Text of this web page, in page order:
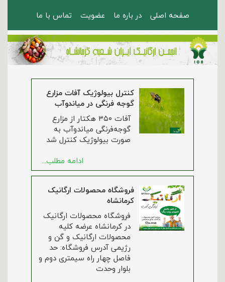
صفحه اصلی در باره ما عضویت تماس با ما
کنترل بیولوژیک آفات مزارع
گوجه فرنگی در میاندوآب
آفات ۳۵۰ هکتار از مزارع
گوجه‌فرنگی میاندوآب به
صورت بیولوژیک کنترل شد
ادامه مطلب...
فروشگاه محصولات ارگانیک
کرمانشاه
فروشگاه محصولات ارگانیک
در کرمانشاه عرضه کلیه
محصولات ارگانیک و گن و
رژیمی آدرس فروشگاه: حد
فاصل چهار راه سیمتری دوم و
بلوار وحدت